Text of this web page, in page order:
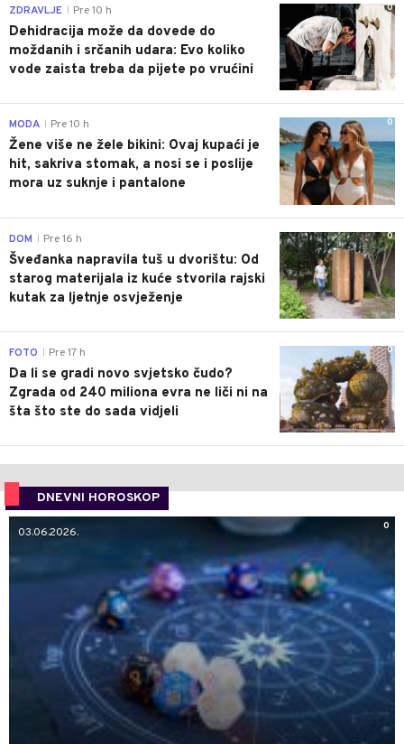
0
ZDRAVLJE Pre 10 h
Dehidracija može da dovede do
moždanih i srčanih udara: Evo koliko
vode zaista treba da pijete po vrućini
0
MODA Pre 10 h
Žene više ne žele bikini: Ovaj kupaći je
hit, sakriva stomak, a nosi se i poslije
mora uz suknje i pantalone
0
DOM Pre 16 h
Šveđanka napravila tuš u dvorištu: Od
starog materijala iz kuće stvorila rajski
kutak za ljetnje osvježenje
0
FOTO Pre 17 h
Da li se gradi novo svjetsko čudo?
Zgrada od 240 miliona evra ne liči ni na
šta što ste do sada vidjeli
DNEVNI HOROSKOP
0
03.06.2026.